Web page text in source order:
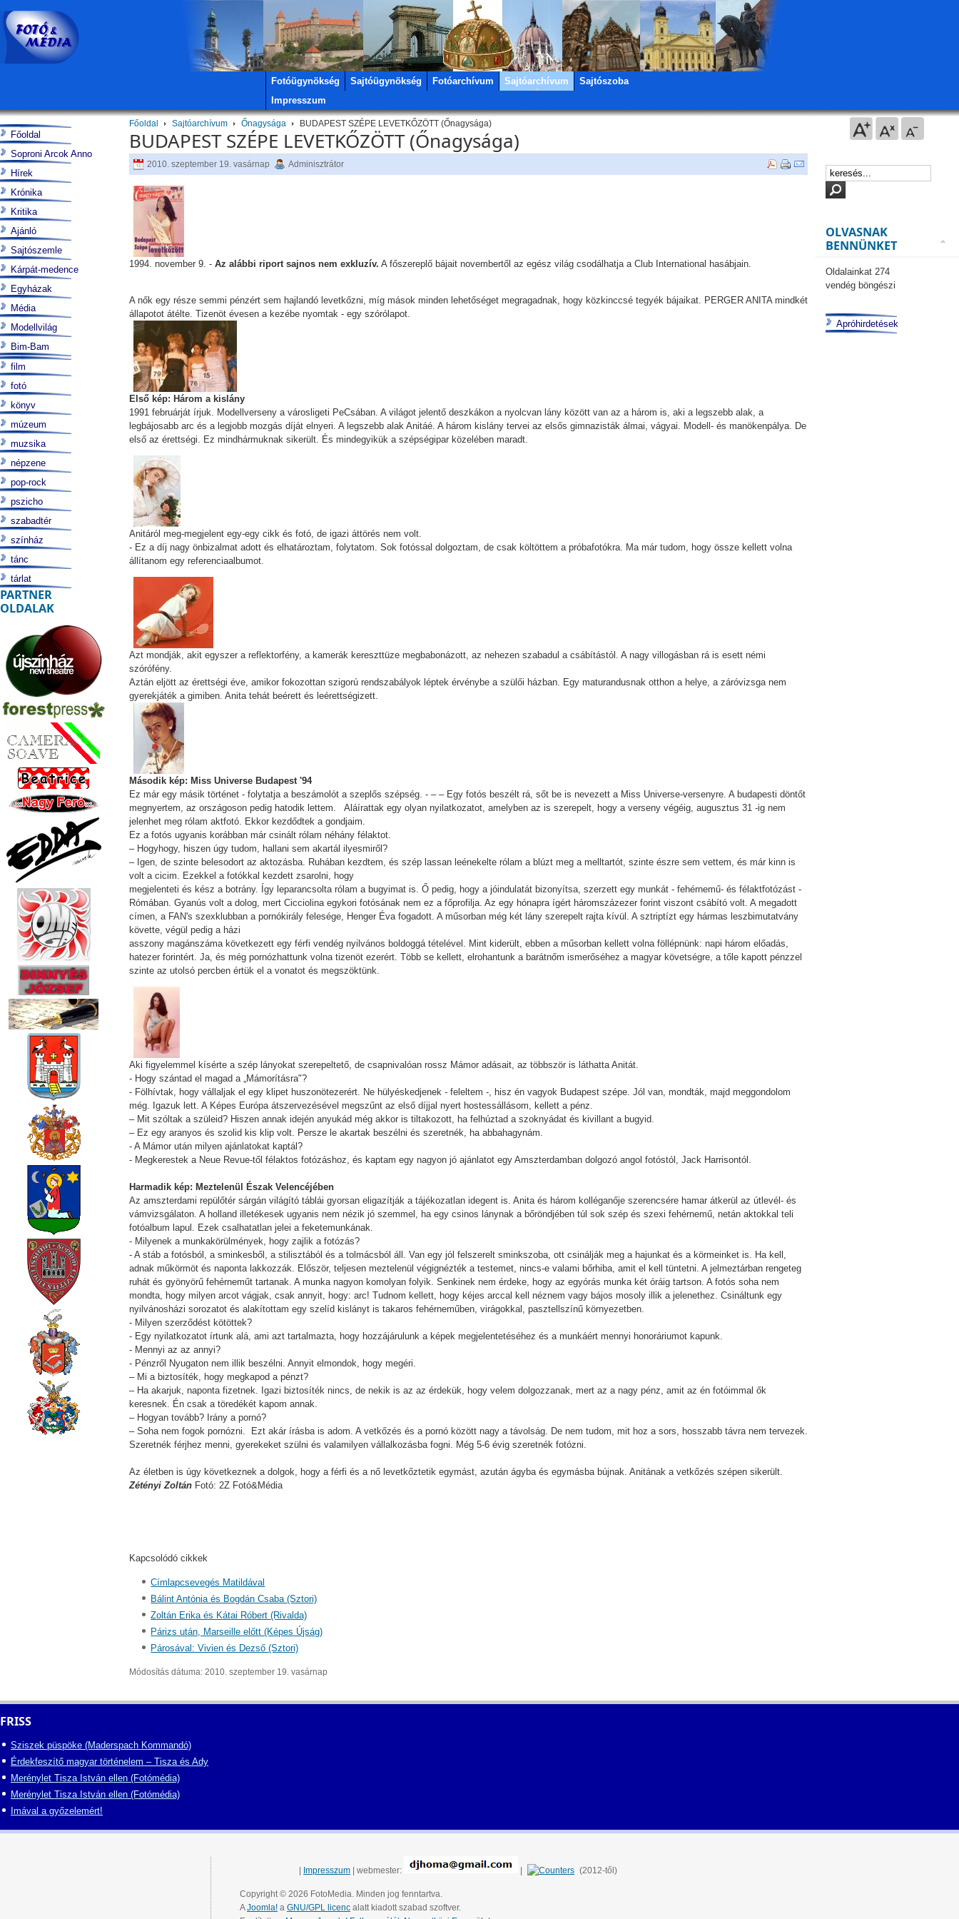
Fotóügynökség Sajtóügynökség Fotóarchívum Sajtóarchívum
Sajtószoba
Impresszum
Főoldal Sajtóarchívum Őnagysága BUDAPEST SZÉPE LEVETKŐZÖTT (Őnagysága)
BUDAPEST SZÉPE LEVETKŐZÖTT (Őnagysága)
2010. szeptember 19. vasárnap Adminisztrátor
1994. november 9. -Az alábbi riport sajnos nem exkluzív. A főszereplő bájait novembertől az egész világ csodálhatja a Club International hasábjain.
A nők egy része semmi pénzért sem hajlandó levetkőzni, míg mások minden lehetőséget megragadnak, hogy közkinccsé tegyék bájaikat. PERGER ANITA mindkét
állapotot átélte. Tizenöt évesen a kezébe nyomtak - egy szórólapot.
Első kép: Három a kislány
1991 februárját írjuk. Modellverseny a városligeti PeCsában. A világot jelentő deszkákon a nyolcvan lány között van az a három is, aki a legszebb alak, a
legbájosabb arc és a legjobb mozgás díját elnyeri. A legszebb alak Anitáé. A három kislány tervei az elsős gimnazisták álmai, vágyai. Modell- és manökenpálya. De
első az érettségi. Ez mindhármuknak sikerült. És mindegyikük a szépségipar közelében maradt.
Anitáról meg-megjelent egy-egy cikk és fotó, de igazi áttörés nem volt.
- Ez a díj nagy önbizalmat adott és elhatároztam, folytatom. Sok fotóssal dolgoztam, de csak költöttem a próbafotókra. Ma már tudom, hogy össze kellett volna
állítanom egy referenciaalbumot.
Azt mondják, akit egyszer a reflektorfény, a kamerák kereszttüze megbabonázott, az nehezen szabadul a csábítástól. A nagy villogásban rá is esett némi
szórófény.
Aztán eljött az érettségi éve, amikor fokozottan szigorú rendszabályok léptek érvénybe a szülői házban. Egy maturandusnak otthon a helye, a záróvizsga nem
gyerekjáték a gimiben. Anita tehát beérett és leérettségizett.
Második kép: Miss Universe Budapest '94
Ez már egy másik történet - folytatja a beszámolót a szeplős szépség. - – – Egy fotós beszélt rá, sőt be is nevezett a Miss Universe-versenyre. A budapesti döntőt
megnyertem, az országoson pedig hatodik lettem. Aláírattak egy olyan nyilatkozatot, amelyben az is szerepelt, hogy a verseny végéig, augusztus 31 -ig nem
jelenhet meg rólam aktfotó. Ekkor kezdődtek a gondjaim.
Ez a fotós ugyanis korábban már csinált rólam néhány félaktot.
– Hogyhogy, hiszen úgy tudom, hallani sem akartál ilyesmiről?
– Igen, de szinte belesodort az aktozásba. Ruhában kezdtem, és szép lassan leénekelte rólam a blúzt meg a melltartót, szinte észre sem vettem, és már kinn is
volt a cicim. Ezekkel a fotókkal kezdett zsarolni, hogy
megjelenteti és kész a botrány. Így leparancsolta rólam a bugyimat is. Ő pedig, hogy a jóindulatát bizonyítsa, szerzett egy munkát - fehérnemű- és félaktfotózást -
Rómában. Gyanús volt a dolog, mert Cicciolina egykori fotósának nem ez a főprofilja. Az egy hónapra ígért háromszázezer forint viszont csábító volt. A megadott
címen, a FAN's szexklubban a pornókirály felesége, Henger Éva fogadott. A műsorban még két lány szerepelt rajta kívül. A sztriptízt egy hármas leszbimutatvány
követte, végül pedig a házi
asszony magánszáma következett egy férfi vendég nyilvános boldoggá tételével. Mint kiderült, ebben a műsorban kellett volna föllépnünk: napi három előadás,
hatezer forintért. Ja, és még pornózhattunk volna tizenöt ezerért. Több se kellett, elrohantunk a barátnőm ismerőséhez a magyar követségre, a tőle kapott pénzzel
szinte az utolsó percben értük el a vonatot és megszöktünk.
Aki figyelemmel kísérte a szép lányokat szerepeltető, de csapnivalóan rossz Mámor adásait, az többször is láthatta Anitát.
- Hogy szántad el magad a „Mámorításra"?
- Fölhívtak, hogy vállaljak el egy klipet huszonötezerért. Ne hülyéskedjenek - feleltem -, hisz én vagyok Budapest szépe. Jól van, mondták, majd meggondolom
még. Igazuk lett. A Képes Európa átszervezésével megszűnt az első díjjal nyert hostessállásom, kellett a pénz.
– Mit szóltak a szüleid? Hiszen annak idején anyukád még akkor is tiltakozott, ha felhúztad a szoknyádat és kivillant a bugyid.
– Ez egy aranyos és szolid kis klip volt. Persze le akartak beszélni és szeretnék, ha abbahagynám.
- A Mámor után milyen ajánlatokat kaptál?
- Megkerestek a Neue Revue-től félaktos fotózáshoz, és kaptam egy nagyon jó ajánlatot egy Amszterdamban dolgozó angol fotóstól, Jack Harrisontól.
Harmadik kép: Meztelenül Észak Velencéjében
Az amszterdami repülőtér sárgán világító táblái gyorsan eligazítják a tájékozatlan idegent is. Anita és három kolléganője szerencsére hamar átkerül az útlevél- és
vámvizsgálaton. A holland illetékesek ugyanis nem nézik jó szemmel, ha egy csinos lánynak a bőröndjében túl sok szép és szexi fehérnemű, netán aktokkal teli
fotóalbum lapul. Ezek csalhatatlan jelei a feketemunkának.
- Milyenek a munkakörülmények, hogy zajlik a fotózás?
- A stáb a fotósból, a sminkesből, a stilisztából és a tolmácsból áll. Van egy jól felszerelt sminkszoba, ott csinálják meg a hajunkat és a körmeinket is. Ha kell,
adnak műkörmöt és naponta lakkozzák. Először, teljesen meztelenül végignézték a testemet, nincs-e valami bőrhiba, amit el kell tüntetni. A jelmeztárban rengeteg
ruhát és gyönyörű fehérneműt tartanak. A munka nagyon komolyan folyik. Senkinek nem érdeke, hogy az egyórás munka két óráig tartson. A fotós soha nem
mondta, hogy milyen arcot vágjak, csak annyit, hogy: arc! Tudnom kellett, hogy kéjes arccal kell néznem vagy bájos mosoly illik a jelenethez. Csináltunk egy
nyilvánosházi sorozatot és alakítottam egy szelíd kislányt is takaros fehérneműben, virágokkal, pasztellszínű környezetben.
- Milyen szerződést kötöttek?
- Egy nyilatkozatot írtunk alá, ami azt tartalmazta, hogy hozzájárulunk a képek megjelentetéséhez és a munkáért mennyi honoráriumot kapunk.
- Mennyi az az annyi?
- Pénzről Nyugaton nem illik beszélni. Annyit elmondok, hogy megéri.
– Mi a biztosíték, hogy megkapod a pénzt?
– Ha akarjuk, naponta fizetnek. Igazi biztosíték nincs, de nekik is az az érdekük, hogy velem dolgozzanak, mert az a nagy pénz, amit az én fotóimmal ők
keresnek. Én csak a töredékét kapom annak.
– Hogyan tovább? Irány a pornó?
– Soha nem fogok pornózni. Ezt akár írásba is adom. A vetkőzés és a pornó között nagy a távolság. De nem tudom, mit hoz a sors, hosszabb távra nem tervezek.
Szeretnék férjhez menni, gyerekeket szülni és valamilyen vállalkozásba fogni. Még 5-6 évig szeretnék fotózni.
Az életben is úgy következnek a dolgok, hogy a férfi és a nő levetkőztetik egymást, azután ágyba és egymásba bújnak. Anitának a vetkőzés szépen sikerült.
Zétényi Zoltán Fotó: 2Z Fotó&Média
Kapcsolódó cikkek
Címlapcsevegés Matildával
Bálint Antónia és Bogdán Csaba (Sztori)
Zoltán Erika és Kátai Róbert (Rivalda)
Párizs után, Marseille előtt (Képes Újság)
Párosával: Vivien és Dezső (Sztori)
Módosítás dátuma: 2010. szeptember 19. vasárnap
Főoldal
Soproni Arcok Anno
Hírek
Krónika
Kritika
Ajánló
Sajtószemle
Kárpát-medence
Egyházak
Média
Modellvilág
Bim-Bam
film
fotó
könyv
múzeum
muzsika
népzene
pop-rock
pszicho
szabadtér
színház
tánc
tárlat
PARTNER
OLDALAK
OLVASNAK
BENNÜNKET
Oldalainkat 274
vendég böngészi
Apróhirdetések
FRISS
Sziszek püspöke (Maderspach Kommandó)
Érdekfeszítő magyar történelem – Tisza és Ady
Merénylet Tisza István ellen (Fotómédia)
Merénylet Tisza István ellen (Fotómédia)
Imával a győzelemért!
Impresszum | webmester: (2012-től)
Copyright © 2026 FotoMedia. Minden jog fenntartva.
AJoomla! a GNU/GPL licenc alatt kiadott szabad szoftver.